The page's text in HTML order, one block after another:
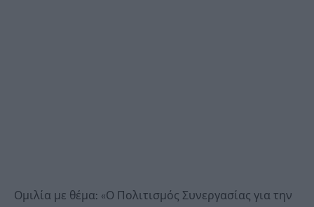
Ομιλία με θέμα: «Ο Πολιτισμός Συνεργασίας για την